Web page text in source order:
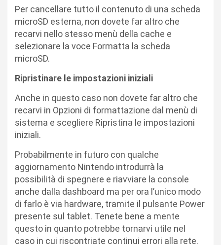
Per cancellare tutto il contenuto di una scheda
microSD esterna, non dovete far altro che
recarvi nello stesso menù della cache e
selezionare la voce Formatta la scheda
microSD.
Ripristinare le impostazioni iniziali
Anche in questo caso non dovete far altro che
recarvi in Opzioni di formattazione dal menù di
sistema e scegliere Ripristina le impostazioni
iniziali.
Probabilmente in futuro con qualche
aggiornamento Nintendo introdurrà la
possibilità di spegnere e riavviare la console
anche dalla dashboard ma per ora l’unico modo
di farlo è via hardware, tramite il pulsante Power
presente sul tablet. Tenete bene a mente
questo in quanto potrebbe tornarvi utile nel
caso in cui riscontriate continui errori alla rete.